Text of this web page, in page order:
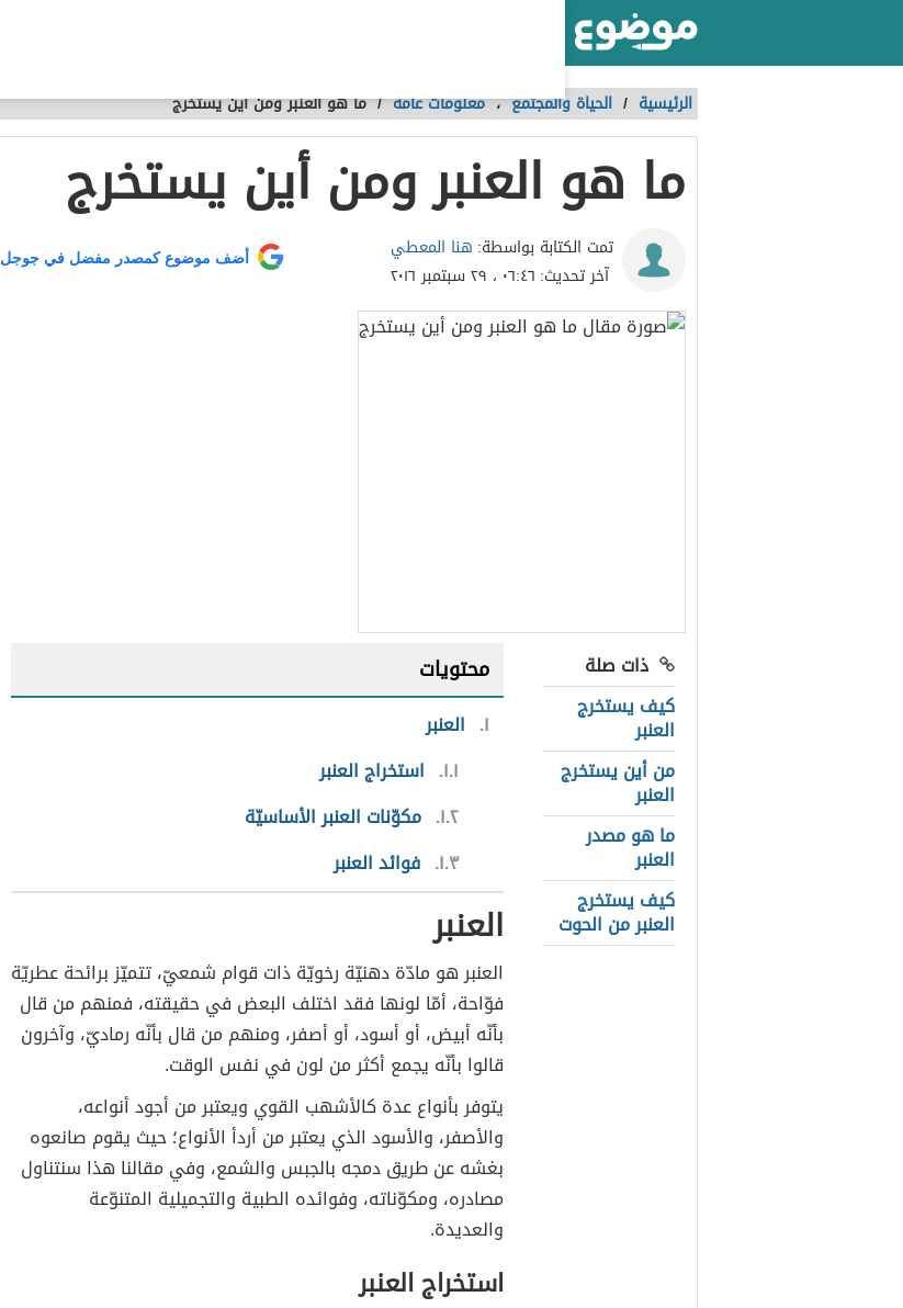
الرئيسية / الحياة والمجتمع،معلومات عامة /ما هو العنبر ومن أين يستخرج
ما هو العنبر ومن أين يستخرج
تمت الكتابة بواسطة: هنا المعطي
آخر تحديث: ٠٦:٤٦ ، ٢٩ سبتمبر ٢٠١٦
أضف موضوع كمصدر مفضل في جوجل
ذات صلة
كيف يستخرج
العنبر
من أين يستخرج
العنبر
ما هو مصدر
العنبر
كيف يستخرج
العنبر من الحوت
محتويات
١ العنبر
١.١ استخراج العنبر
١.٢ مكوّنات العنبر الأساسيّة
١.٣ فوائد العنبر
العنبر
العنبر هو مادّة دهنيّة رخويّة ذات قوام شمعيّ، تتميّز برائحة عطريّة
فوّاحة، أمّا لونها فقد اختلف البعض في حقيقته، فمنهم من قال
بأنّه أبيض، أو أسود، أو أصفر، ومنهم من قال بأنّه رماديّ، وآخرون
قالوا بأنّه يجمع أكثر من لون في نفس الوقت.
يتوفر بأنواع عدة كالأشهب القوي ويعتبر من أجود أنواعه،
والأصفر، والأسود الذي يعتبر من أردأ الأنواع؛ حيث يقوم صانعوه
بغشه عن طريق دمجه بالجبس والشمع، وفي مقالنا هذا سنتناول
مصادره، ومكوّناته، وفوائده الطبية والتجميلية المتنوّعة
والعديدة.
استخراج العنبر